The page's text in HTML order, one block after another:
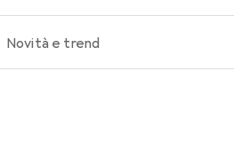
Novità e trend